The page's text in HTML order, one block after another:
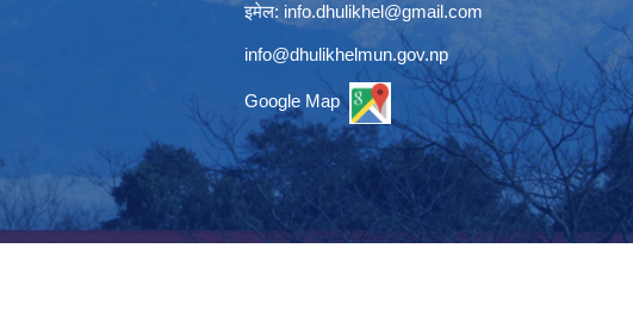
इमेल: info.dhulikhel@gmail.com
info@dhulikhelmun.gov.np
Google Map